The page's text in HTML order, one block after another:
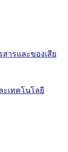
ารและของเสีย
ะเทคโนโลยี